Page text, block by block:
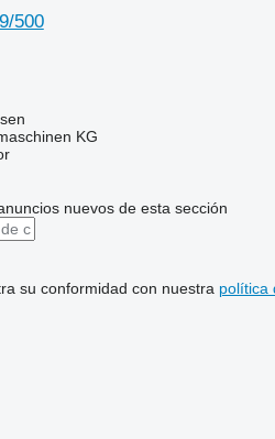
500
KG
nuevos de esta sección
su conformidad con nuestra política